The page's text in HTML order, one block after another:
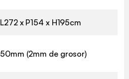
L272 x P154 x H195cm
50mm (2mm de grosor)